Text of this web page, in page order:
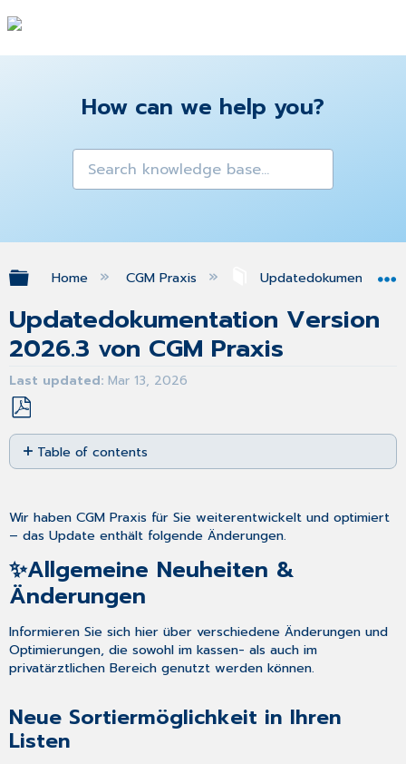
How can we help you?
Expand/collapse global hierarchy
Home CGM Praxis
Updatedokumentation Version
2026.3 von CGM Praxis
Last updated Mar 13, 2026
Save
as
PDF
Table of contents
&
Änderungen
Sortiermöglichkeit
in
Listen
Konfiguration
Ihrer
der
offenen
Privatscheine
Wir haben CGM Praxis für Sie weiterentwickelt und optimiert
– das Update enthält folgende Änderungen.
✨Allgemeine Neuheiten &
Änderungen
Informieren Sie sich hier über verschiedene Änderungen und
Optimierungen, die sowohl im kassen- als auch im
privatärztlichen Bereich genutzt werden können.
Neue Sortiermöglichkeit in Ihren
Listen